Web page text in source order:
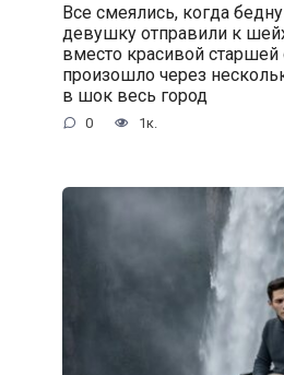
Все смеялись, когда
девушку отправили к
вместо красивой старшей
произошло через
в шок весь город
0 1к.